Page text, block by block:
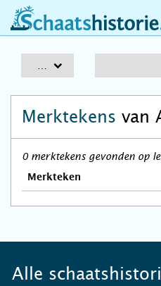
schaatshistorie.nl
Merktekens van
0 merktekens gevonden op
Merkteken
Alle